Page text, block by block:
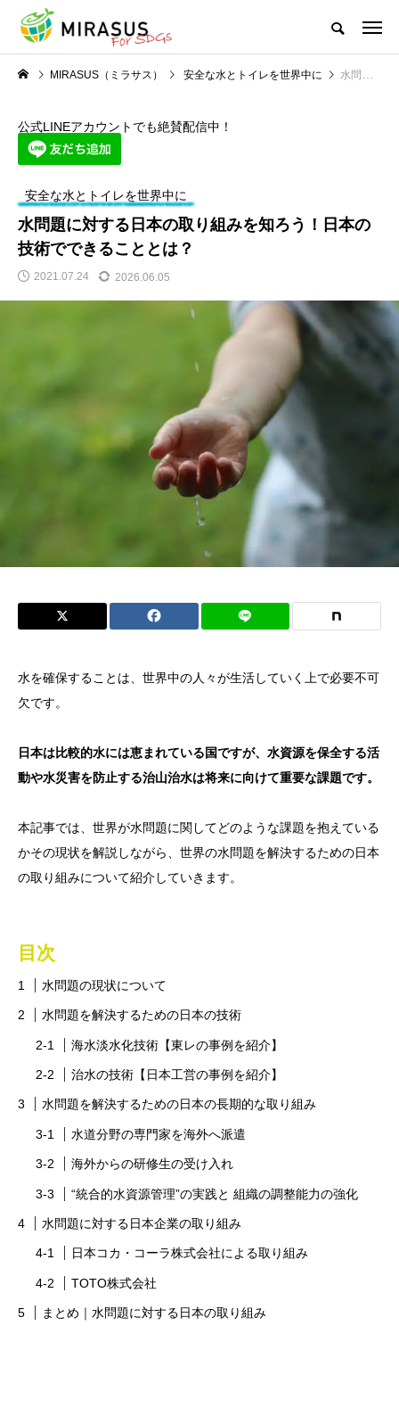
MIRASUS（ミラサス） 安全な水とトイレを世界中に 水問題に対する日本の取り組みを知ろう！日本の技術でできることとは？
公式LINEアカウントでも絶賛配信中！
安全な水とトイレを世界中に
水問題に対する日本の取り組みを知ろう！日本の
技術でできることとは？
2021.07.24 2026.06.05
水を確保することは、世界中の人々が生活していく上で必要不可
欠です。
日本は比較的水には恵まれている国ですが、水資源を保全する活
動や水災害を防止する治山治水は将来に向けて重要な課題です。
本記事では、世界が水問題に関してどのような課題を抱えている
かその現状を解説しながら、世界の水問題を解決するための日本
の取り組みについて紹介していきます。
目次
水問題の現状について
水問題を解決するための日本の技術
海水淡水化技術【東レの事例を紹介】
治水の技術【日本工営の事例を紹介】
水問題を解決するための日本の長期的な取り組み
水道分野の専門家を海外へ派遣
海外からの研修生の受け入れ
“統合的水資源管理”の実践と 組織の調整能力の強化
水問題に対する日本企業の取り組み
日本コカ・コーラ株式会社による取り組み
TOTO株式会社
まとめ｜水問題に対する日本の取り組み